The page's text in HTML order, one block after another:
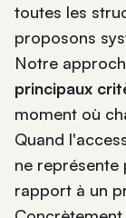
toutes les
proposons
Notre
principaux
moment où
Quand
ne
rapport à un